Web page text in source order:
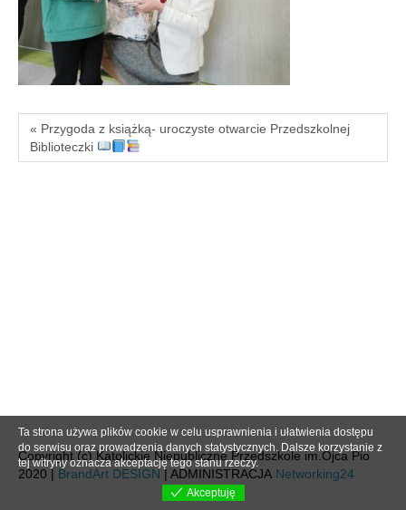
« Przygoda z książką- uroczyste otwarcie Przedszkolnej
Biblioteczki
Copyright (c) Katolickie Niepubliczne Przedszkole im.Ojca Pio
2020 | BrandArt DESIGN | ADMINISTRACJA Networking24
Ta strona używa plików cookie w celu usprawnienia i ułatwienia dostępu
do serwisu oraz prowadzenia danych statystycznych. Dalsze korzystanie z
tej witryny oznacza akceptację tego stanu rzeczy.
Akceptuję